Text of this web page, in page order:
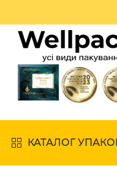
КАТАЛОГ